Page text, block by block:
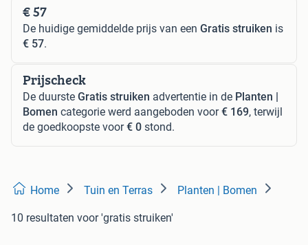
€ 57
De huidige gemiddelde prijs van een Gratis struiken is
€ 57.
Prijscheck
De duurste Gratis struiken advertentie in de Planten |
Bomen categorie werd aangeboden voor€ 169, terwijl
de goedkoopste voor€ 0 stond.
Home Tuin en Terras Planten | Bomen
10 resultaten voor 'gratis struiken'